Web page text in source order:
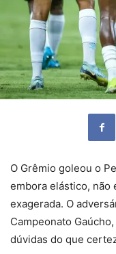
O Grêmio goleou o
embora elástico, não
exagerada. O
Campeonato
dúvidas do que